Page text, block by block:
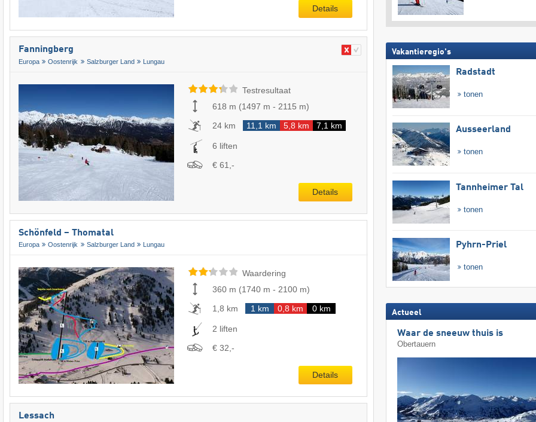
Details
Fanningberg
Europa Oostenrijk Salzburger Land Lungau
Testresultaat
618 m (1497 m - 2115 m)
24 km
11,1 km 5,8 km 7,1 km
6 liften
€ 61,-
Details
Schönfeld – Thomatal
Europa Oostenrijk Salzburger Land Lungau
Waardering
360 m (1740 m - 2100 m)
1,8 km
1 km 0,8 km 0 km
2 liften
€ 32,-
Details
Lessach
Vakantieregio's
Radstadt
tonen
Ausseerland
tonen
Tannheimer Tal
tonen
Pyhrn-Priel
tonen
Actueel
Waar de sneeuw thuis is
Obertauern